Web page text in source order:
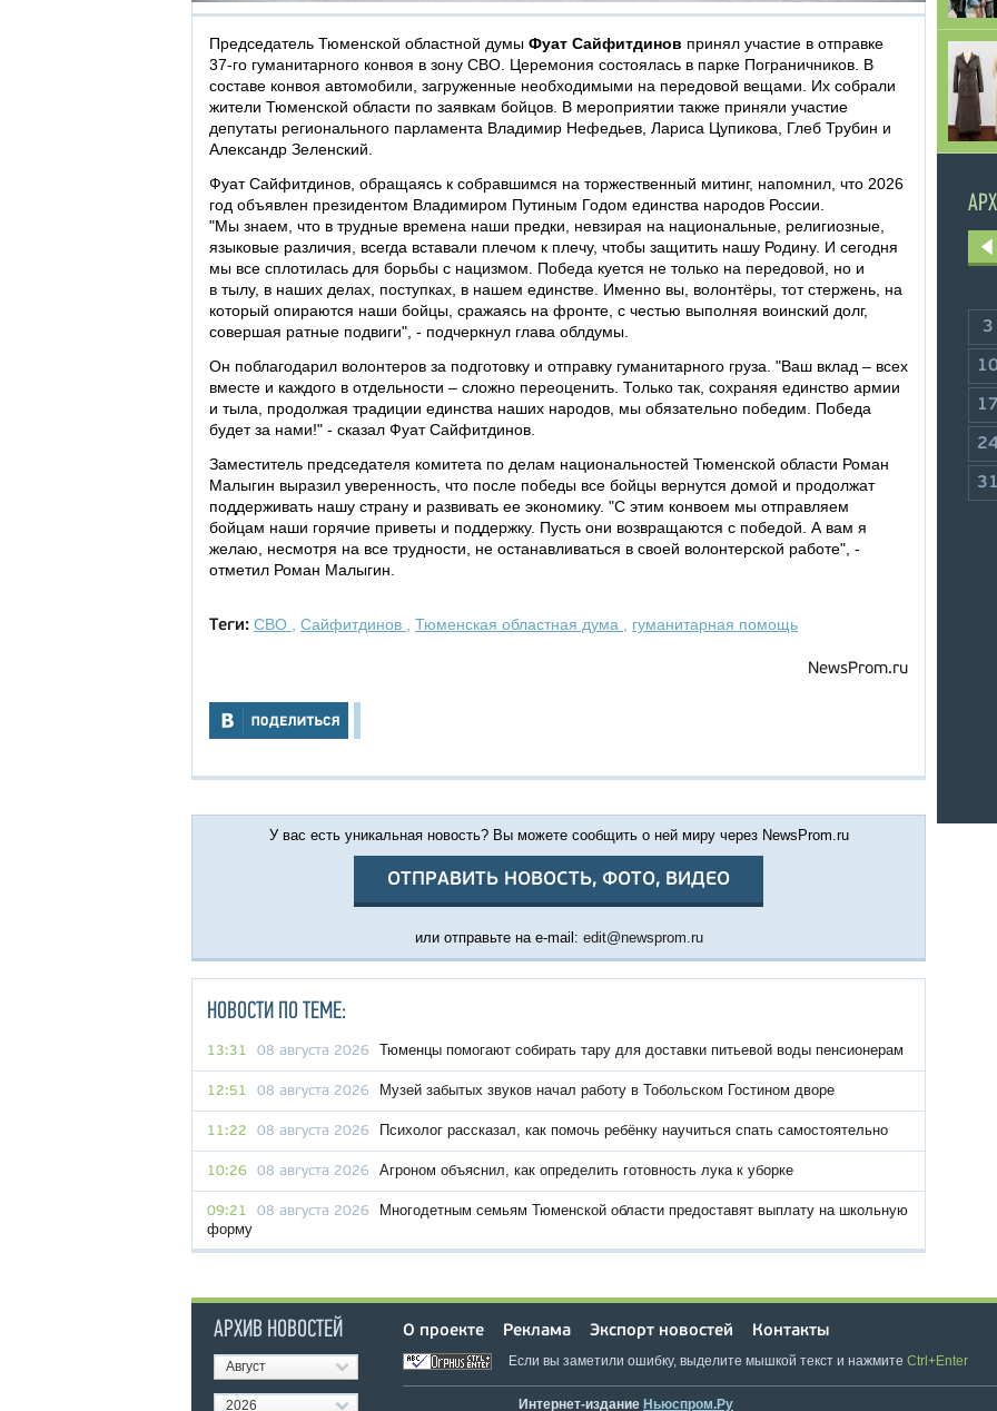
Председатель Тюменской областной думы Фуат Сайфитдинов принял участие в отправке
37-го гуманитарного конвоя в зону СВО. Церемония состоялась в парке Пограничников. В
составе конвоя автомобили, загруженные необходимыми на передовой вещами. Их собрали
жители Тюменской области по заявкам бойцов. В мероприятии также приняли участие
депутаты регионального парламента Владимир Нефедьев, Лариса Цупикова, Глеб Трубин и
Александр Зеленский.
Фуат Сайфитдинов, обращаясь к собравшимся на торжественный митинг, напомнил, что 2026
год объявлен президентом Владимиром Путиным Годом единства народов России.
"Мы знаем, что в трудные времена наши предки, невзирая на национальные, религиозные,
языковые различия, всегда вставали плечом к плечу, чтобы защитить нашу Родину. И сегодня
мы все сплотилась для борьбы с нацизмом. Победа куется не только на передовой, но и
в тылу, в наших делах, поступках, в нашем единстве. Именно вы, волонтёры, тот стержень, на
который опираются наши бойцы, сражаясь на фронте, с честью выполняя воинский долг,
совершая ратные подвиги", - подчеркнул глава облдумы.
Он поблагодарил волонтеров за подготовку и отправку гуманитарного груза. "Ваш вклад – всех
вместе и каждого в отдельности – сложно переоценить. Только так, сохраняя единство армии
и тыла, продолжая традиции единства наших народов, мы обязательно победим. Победа
будет за нами!" - сказал Фуат Сайфитдинов.
Заместитель председателя комитета по делам национальностей Тюменской области Роман
Малыгин выразил уверенность, что после победы все бойцы вернутся домой и продолжат
поддерживать нашу страну и развивать ее экономику. "С этим конвоем мы отправляем
бойцам наши горячие приветы и поддержку. Пусть они возвращаются с победой. А вам я
желаю, несмотря на все трудности, не останавливаться в своей волонтерской работе", -
отметил Роман Малыгин.
Теги: СВО Сайфитдинов Тюменская областная дума гуманитарная помощь
NewsProm.ru
У вас есть уникальная новость? Вы можете сообщить о ней миру через NewsProm.ru
ОТПРАВИТЬ НОВОСТЬ, ФОТО, ВИДЕО
или отправьте на e-mail: edit@newsprom.ru
НОВОСТИ ПО ТЕМЕ:
13:31 08 августа 2026 Тюменцы помогают собирать тару для доставки питьевой воды пенсионерам
12:51 08 августа 2026 Музей забытых звуков начал работу в Тобольском Гостином дворе
11:22 08 августа 2026 Психолог рассказал, как помочь ребёнку научиться спать самостоятельно
10:26 08 августа 2026 Агроном объяснил, как определить готовность лука к уборке
09:21 08 августа 2026
Многодетным семьям Тюменской области предоставят выплату на школьную
форму
3
17
31
АРХИВ НОВОСТЕЙ
Август
2026
О проекте Реклама Экспорт новостей Контакты
Если вы заметили ошибку, выделите мышкой текст и нажмите Ctrl+Enter
Интернет-издание Ньюспром.Ру